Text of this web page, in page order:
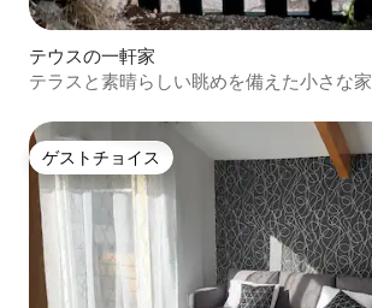
テウスの一軒家
テラスと素晴らしい眺めを備えた小さな家
ゲストチョイス
ゲストチョイス